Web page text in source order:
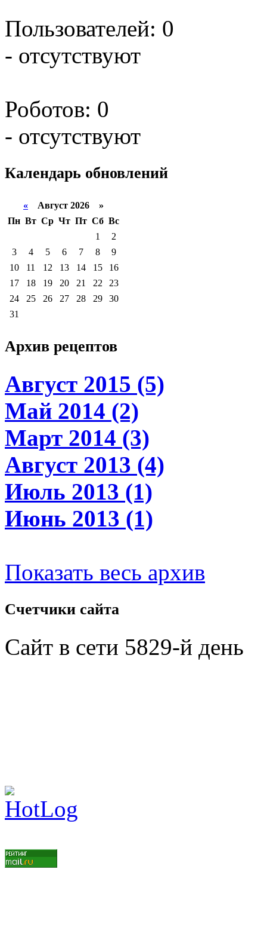
Пользователей: 0
- отсутствуют
Роботов: 0
- отсутствуют
Календарь обновлений
« Август 2026 »
Пн Вт Ср Чт Пт Сб Вс
1
2
3
4 5 6 7 8
9
10
11 12 13 14 15
16
17
18 19 20 21 22
23
24
25 26 27 28 29
30
31
Архив рецептов
Август 2015 (5)
Май 2014 (2)
Март 2014 (3)
Август 2013 (4)
Июль 2013 (1)
Июнь 2013 (1)
Показать весь архив
Счетчики сайта
Сайт в сети 5829-й день